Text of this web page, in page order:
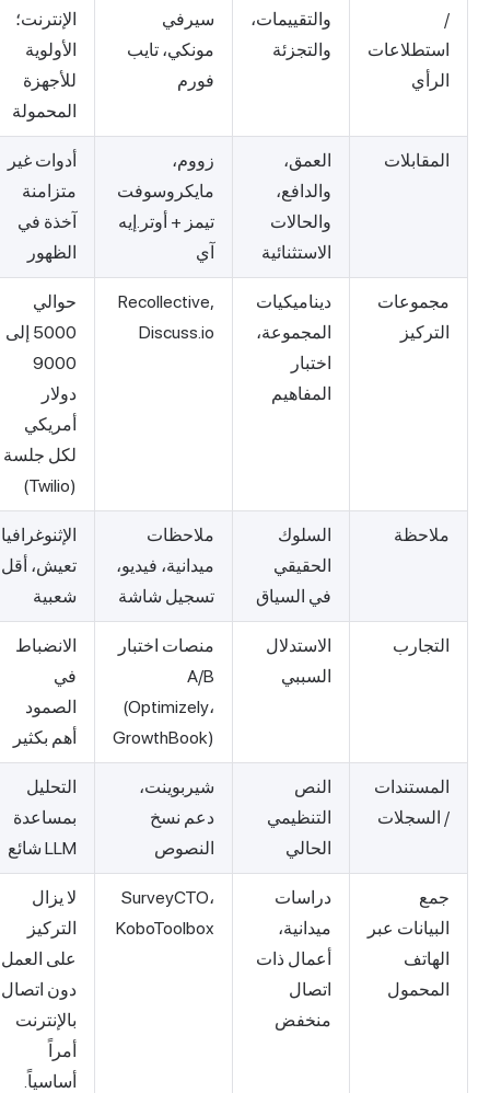
استطلاعات
الرأي
والتقييمات،
والتجزئة
سيرفي
مونكي، تايب
فورم
الإنترنت؛
الأولوية
للأجهزة
المحمولة
المقابلات
العمق،
والدافع،
والحالات
الاستثنائية
زووم،
مايكروسوفت
تيمز + أوتر.إيه
أدوات غير
متزامنة
آخذة في
الظهور
مجموعات
التركيز
ديناميكيات
المجموعة،
اختبار
المفاهيم
Recollective,
Discuss.io
حوالي
5000 إلى
9000
دولار
أمريكي
لكل جلسة
ملاحظة
السلوك
الحقيقي
في السياق
ملاحظات
ميدانية، فيديو،
تسجيل شاشة
الإثنوغرافيا
تعيش، أقل
شعبية
التجارب
الاستدلال
السببي
منصات اختبار
A/B
(Optimizely،
GrowthBook)
الانضباط
في
الصمود
أهم بكثير
المستندات
/ السجلات
النص
التنظيمي
الحالي
شيربوينت،
دعم نسخ
النصوص
التحليل
بمساعدة
LLM شائع
جمع
البيانات عبر
الهاتف
المحمول
دراسات
ميدانية،
أعمال ذات
اتصال
منخفض
SurveyCTO،
KoboToolbox
لا يزال
التركيز
على العمل
دون اتصال
بالإنترنت
أمراً
أساسياً.